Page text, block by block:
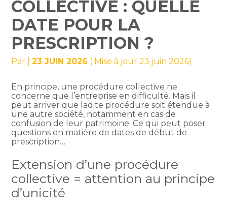
COLLECTIVE : QUELLE
DATE POUR LA
PRESCRIPTION ?
Par |23 JUIN 2026 ( Mise à jour 23 juin 2026)
En principe, une procédure collective ne
concerne que l’entreprise en difficulté. Mais il
peut arriver que ladite procédure soit étendue à
une autre société, notamment en cas de
confusion de leur patrimoine. Ce qui peut poser
questions en matière de dates de début de
prescription…
Extension d’une procédure
collective = attention au principe
d’unicité